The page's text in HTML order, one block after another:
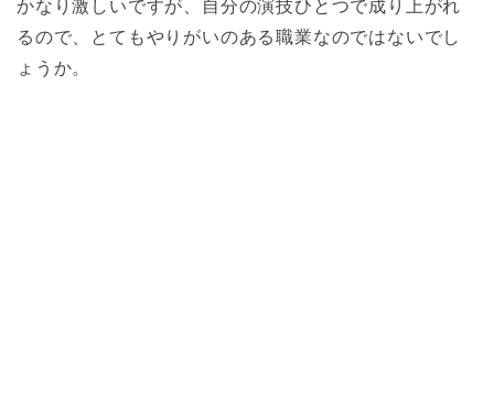
かなり激しいですが、自分の演技ひとつで成り上がれ
るので、とてもやりがいのある職業なのではないでし
ょうか。